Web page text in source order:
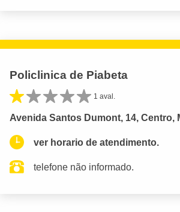
Policlinica de Piabeta
1 aval.
Avenida Santos Dumont, 14, Centro,
ver horario de atendimento.
telefone não informado.